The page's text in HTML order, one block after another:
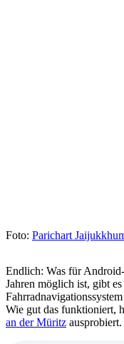
Foto: Parichart
Endlich: Was für
Jahren möglich ist, gibt
Wie gut das funktioniert,
an der Müritz